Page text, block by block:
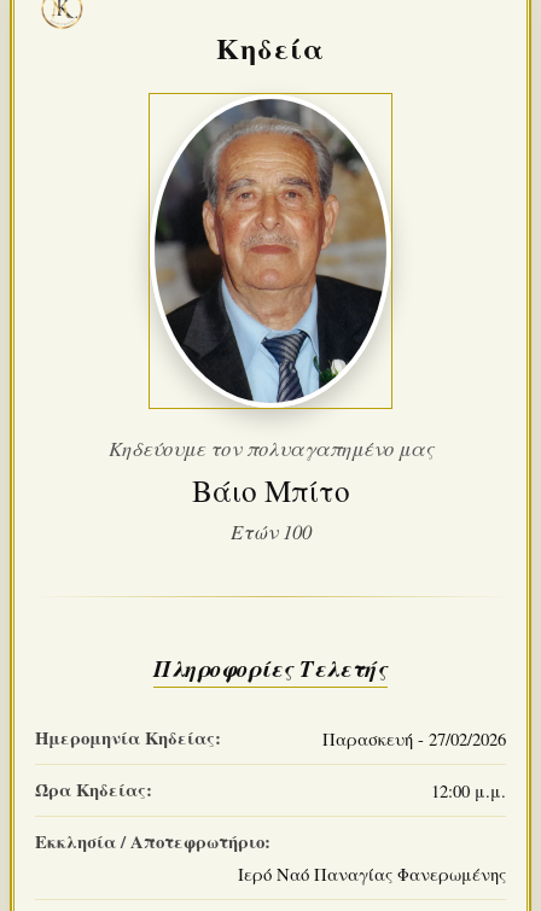
Κηδεία
Κηδεύουμε τον πολυαγαπημένο μας
Βάιο Μπίτο
Ετών 100
Πληροφορίες Τελετής
Ημερομηνία Κηδείας: Παρασκευή - 27/02/2026
Ώρα Κηδείας: 12:00 μ.μ.
Εκκλησία / Αποτεφρωτήριο:
Ιερό Ναό Παναγίας Φανερωμένης